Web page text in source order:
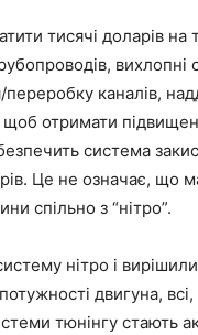
тисячі доларів на
вихлопні
каналів,
отримати
система
Це не означає, що
спільно з “нітро”.
нітро і
двигуна, всі,
тюнінгу стають